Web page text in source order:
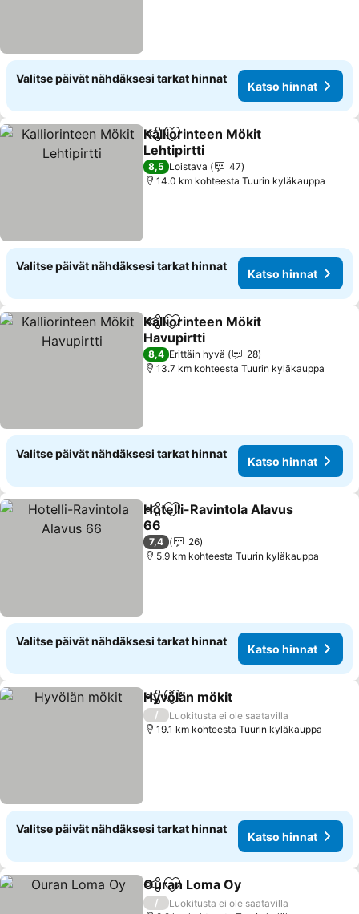
Valitse päivät nähdäksesi tarkat hinnat
Katso hinnat
Jaa Lisää suosikkeihin
Kalliorinteen Mökit
Lehtipirtti
Katso hinnat
8,5 Loistava
47
14.0 km kohteesta Tuurin kyläkauppa
Valitse päivät nähdäksesi tarkat hinnat
Katso hinnat
Jaa Lisää suosikkeihin
Kalliorinteen Mökit
Havupirtti
Katso hinnat
8,4 Erittäin hyvä
28
13.7 km kohteesta Tuurin kyläkauppa
Valitse päivät nähdäksesi tarkat hinnat
Katso hinnat
Jaa Lisää suosikkeihin
Hotelli-Ravintola Alavus
66
Katso hinnat
7,4
26
5.9 km kohteesta Tuurin kyläkauppa
Valitse päivät nähdäksesi tarkat hinnat
Katso hinnat
Jaa Lisää suosikkeihin
Hyvölän mökit
/
Luokitusta ei ole saatavilla
19.1 km kohteesta Tuurin kyläkauppa
Valitse päivät nähdäksesi tarkat hinnat
Katso hinnat
Jaa Lisää suosikkeihin
Ouran Loma Oy
/
Luokitusta ei ole saatavilla